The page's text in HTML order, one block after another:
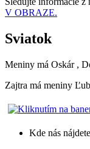
V OBRAZE.
Sviatok
Meniny má Oskár ,
Zajtra má meniny
Kde nás nájdete